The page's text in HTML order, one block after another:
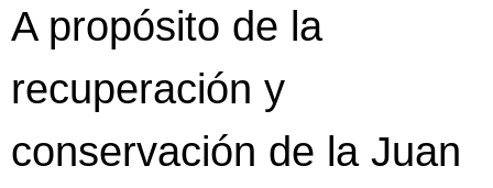
A propósito de la
recuperación y
conservación de la Juan